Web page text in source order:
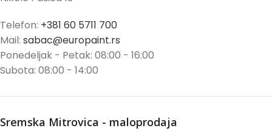
Telefon: +381 60 5711 700
Mail: sabac@europaint.rs
Ponedeljak - Petak: 08:00 - 16:00
Subota: 08:00 - 14:00
Sremska Mitrovica - maloprodaja